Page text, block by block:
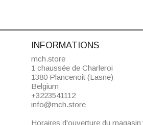
INFORMATIONS
mch.store
1 chaussée de Charleroi
1380 Plancenoit (Lasne)
Belgium
+3223541112
info@mch.store
Horaires d'ouverture du magasin: